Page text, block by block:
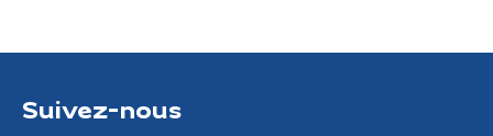
Suivez-nous